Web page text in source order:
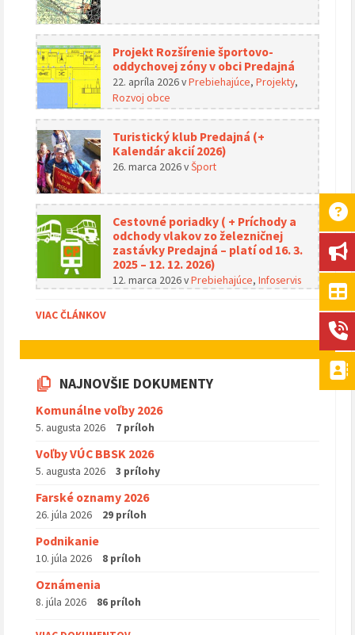
Projekt Rozšírenie športovo-
oddychovej zóny v obci Predajná
22. apríla 2026vPrebiehajúce, Projekty,
Rozvoj obce
Turistický klub Predajná (+
Kalendár akcií 2026)
26. marca 2026vŠport
Cestovné poriadky ( + Príchody a
odchody vlakov zo železničnej
zastávky Predajná – platí od 16. 3.
2025 – 12. 12. 2026)
12. marca 2026vPrebiehajúce, Infoservis
VIAC ČLÁNKOV
NAJNOVŠIE DOKUMENTY
Komunálne voľby 2026
5. augusta 2026 7 príloh
Voľby VÚC BBSK 2026
5. augusta 2026 3 prílohy
Farské oznamy 2026
26. júla 2026 29 príloh
Podnikanie
10. júla 2026 8 príloh
Oznámenia
8. júla 2026 86 príloh